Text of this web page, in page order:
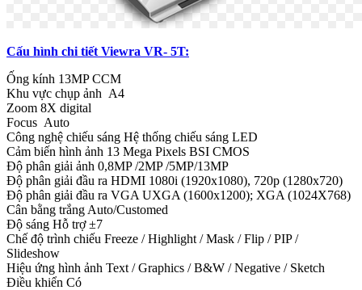
Cấu hình chi tiết Viewra VR- 5T:
Ống kính 13MP CCM
Khu vực chụp ảnh A4
Zoom 8X digital
Focus Auto
Công nghệ chiếu sáng Hệ thống chiếu sáng LED
Cảm biến hình ảnh 13 Mega Pixels BSI CMOS
Độ phân giải ảnh 0,8MP /2MP /5MP/13MP
Độ phân giải đầu ra HDMI 1080i (1920x1080), 720p (1280x720)
Độ phân giải đầu ra VGA UXGA (1600x1200); XGA (1024X768)
Cân bằng trắng Auto/Customed
Độ sáng Hỗ trợ ±7
Chế độ trình chiếu Freeze / Highlight / Mask / Flip / PIP /
Slideshow
Hiệu ứng hình ảnh Text / Graphics / B&W / Negative / Sketch
Điều khiển Có